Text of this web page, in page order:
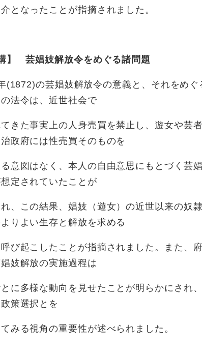
となったことが指摘されました。
】 芸娼妓解放令をめぐる諸問題
(1872)の芸娼妓解放令の意義と、それをめ
法令は、近世社会で
きた事実上の人身売買を禁止し、遊女や芸
政府には性売買そのものを
意図はなく、本人の自由意思にもとづく芸
定されていたことが
、この結果、娼妓（遊女）の近世以来の奴
りよい生存と解放を求める
び起こしたことが指摘されました。また、
妓解放の実施過程は
に多様な動向を見せたことが明らかにされ
策選択とを
みる視角の重要性が述べられました。